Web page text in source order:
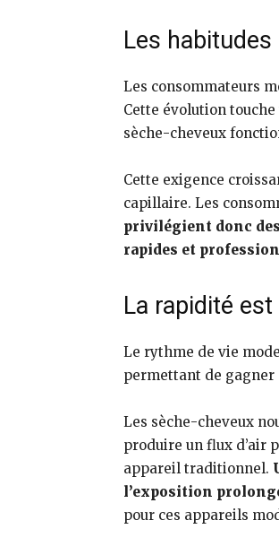
Les
Les consommateurs
Cette évolution
sèche-cheveux
Cette exigence
capillaire. Les
privilégient donc
rapides et
La rapidité
Le rythme de vie
permettant de gagner
Les sèche-cheveux
produire un flux d’air
appareil traditionnel.
l’exposition
pour ces appareils